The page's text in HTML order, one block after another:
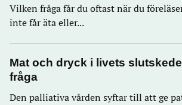
Vilken fråga får du oftast när du
inte får äta eller...
Mat och dryck i livets
fråga
Den palliativa vården syftar till att ge